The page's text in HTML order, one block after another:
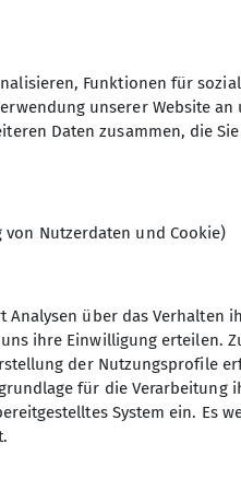
Funktionen für
unserer Website
Daten zusammen, die
Nutzerdaten und Cookie)
über das Verhalten
ihre Einwilligung erteilen.
der Nutzungsprofile
für die Verarbeitung
System ein. Es